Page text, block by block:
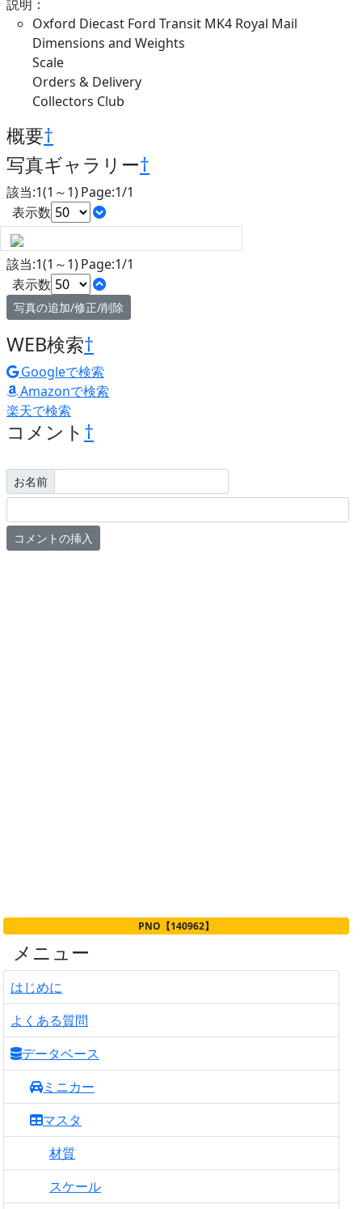
PNO【140962】
メニュー
はじめに
よくある質問
データベース
ミニカー
マスタ
材質
スケール
説明：
Oxford Diecast Ford Transit MK4 Royal Mail
Dimensions and Weights
Scale
Orders & Delivery
Collectors Club
概要†
写真ギャラリー†
該当:1(1～1) Page:1/1
表示数
該当:1(1～1) Page:1/1
表示数
写真の追加/修正/削除
WEB検索†
Googleで検索
Amazonで検索
楽天で検索
コメント †
お名前